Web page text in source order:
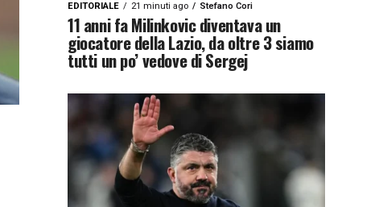
EDITORIALE 21 minuti ago Stefano Cori
11 anni fa Milinkovic diventava un
giocatore della Lazio, da oltre 3 siamo
tutti un po’ vedove di Sergej